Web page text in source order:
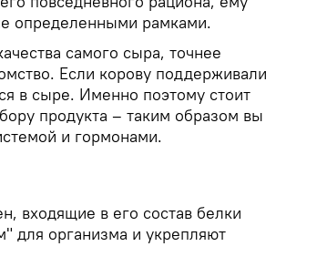
определенными рамками.
самого сыра, точнее
Если корову поддерживали
в сыре. Именно поэтому стоит
продукта – таким образом вы
и гормонами.
входящие в его состав белки
для организма и укрепляют